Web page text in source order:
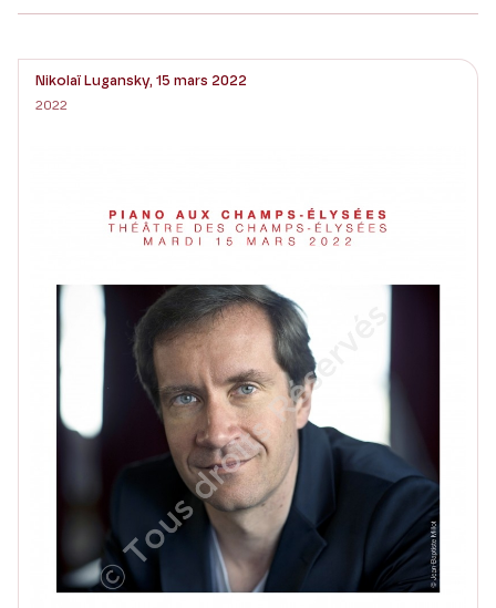
Nikolaï Lugansky, 15 mars 2022
2022